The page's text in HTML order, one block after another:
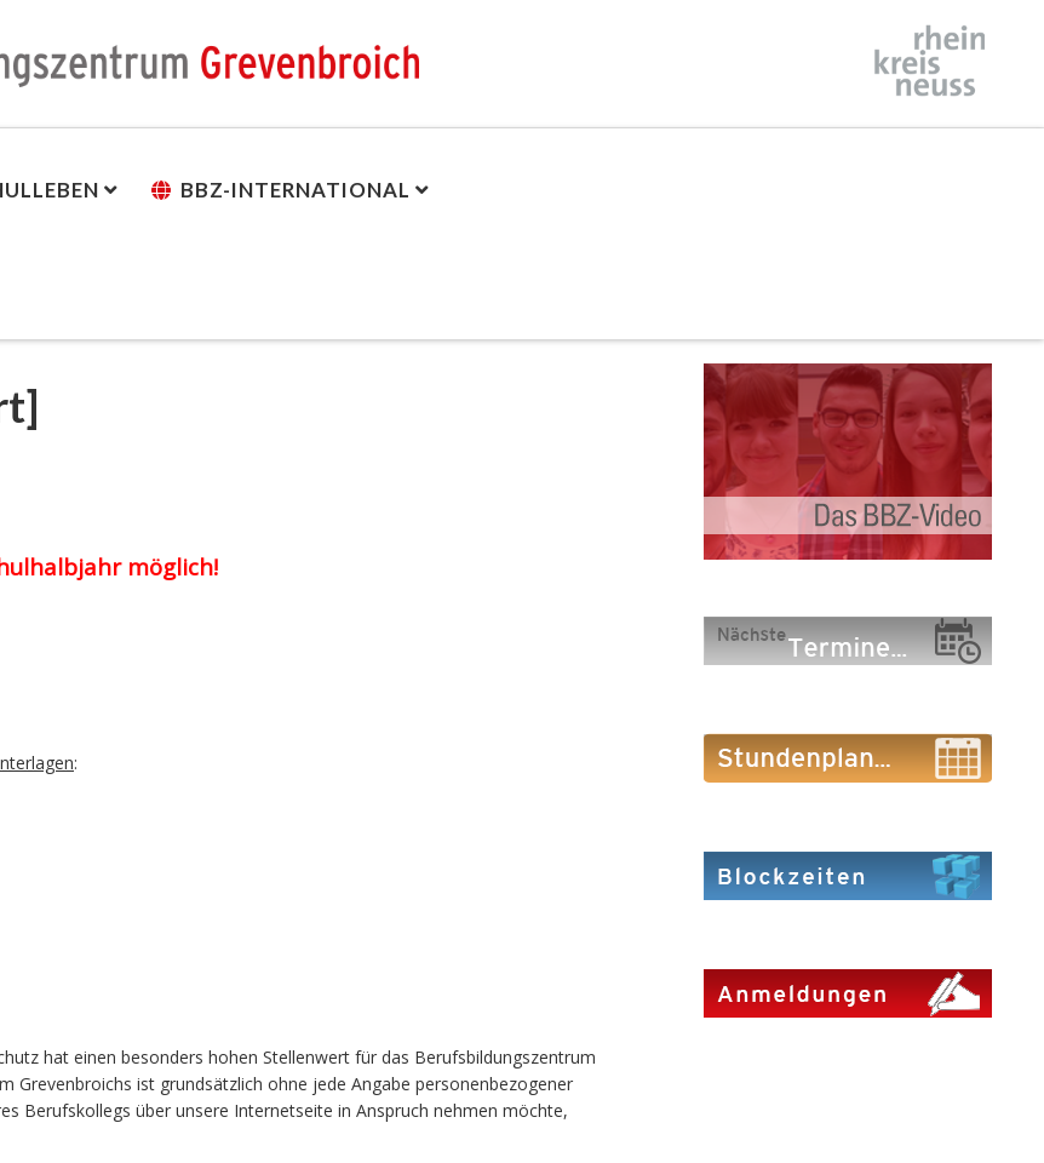
BBZ-INTERNATIONAL
möglich!
:
hat einen besonders hohen Stellenwert für das Berufsbildungszentrum
Grevenbroichs ist grundsätzlich ohne jede Angabe personenbezogener
Berufskollegs über unsere Internetseite in Anspruch nehmen möchte,